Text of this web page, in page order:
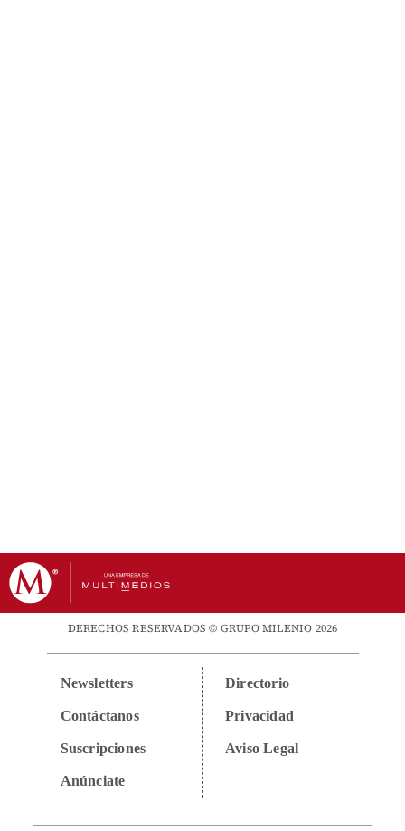
DERECHOS RESERVADOS © GRUPO MILENIO 2026
Newsletters
Contáctanos
Suscripciones
Anúnciate
Directorio
Privacidad
Aviso Legal